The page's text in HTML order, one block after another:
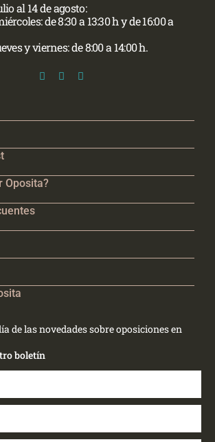
al 14 de agosto:
de 8:30 a 13:30 h y de 16:00 a
y viernes: de 8:00 a 14:00 h.
Oposita?
de las novedades sobre oposiciones en
boletín